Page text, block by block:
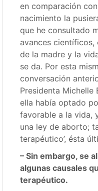
en comparación
nacimiento la
que he consultado
avances científicos,
de la madre y la
se da. Por esta
conversación
Presidenta Michelle
ella había optado
favorable a la vida,
una ley de aborto;
terapéutico’, ésta
– Sin embargo, se
algunas causales
terapéutico.